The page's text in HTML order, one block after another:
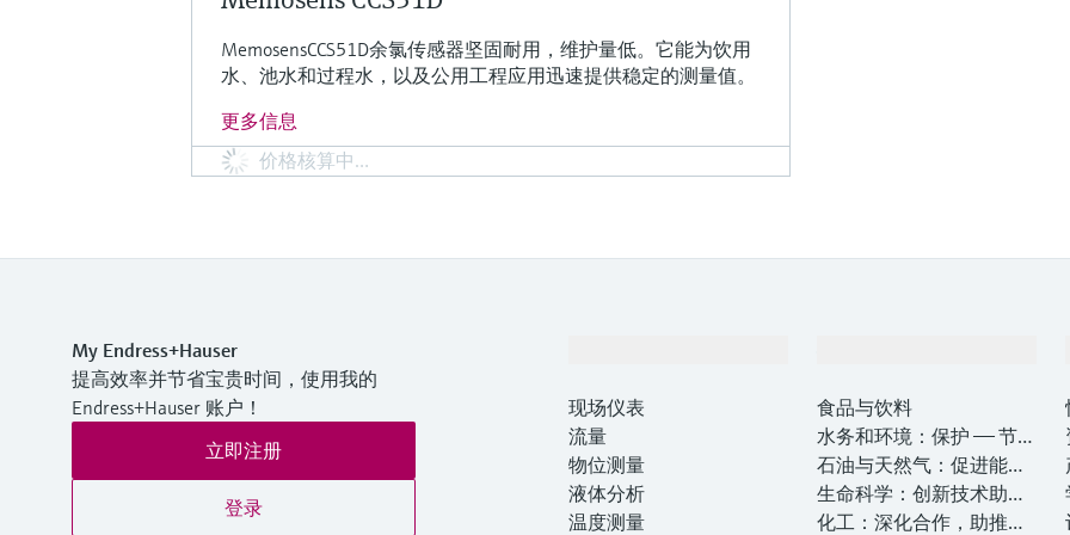
MemosensCCS51D余氯传感器坚固耐用，维护量低。它能为饮用
水、池水和过程水，以及公用工程应用迅速提供稳定的测量值。
更多信息
价格核算中…
My Endress+Hauser
提高效率并节省宝贵时间，使用我的
Endress+Hauser 账户！
立即注册
登录
现场仪表
流量
物位测量
液体分析
温度测量
食品与饮料
水务和环境：保护 —— 节约
—— 提高
石油与天然气：促进能源
转型，实现净零目标
生命科学：创新技术助推
卓越运营
化工：深化合作，助推可